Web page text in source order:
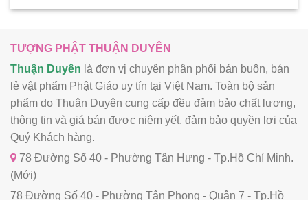
TƯỢNG PHẬT THUẬN DUYÊN
Thuận Duyên là đơn vị chuyên phân phối bán buôn, bán
lẻ vật phẩm Phật Giáo uy tín tại Việt Nam. Toàn bộ sản
phẩm do Thuận Duyên cung cấp đều đảm bảo chất lượng,
thông tin và giá bán được niêm yết, đảm bảo quyền lợi của
Quý Khách hàng.
78 Đường Số 40 - Phường Tân Hưng - Tp.Hồ Chí Minh.
(Mới)
78 Đường Số 40 - Phường Tân Phong - Quận 7 - Tp.Hồ